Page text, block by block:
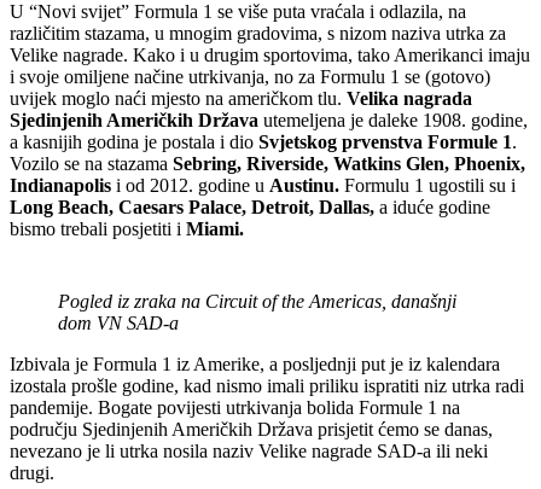
U “Novi svijet” Formula 1 se više puta vraćala i odlazila, na
različitim stazama, u mnogim gradovima, s nizom naziva utrka za
Velike nagrade. Kako i u drugim sportovima, tako Amerikanci imaju
i svoje omiljene načine utrkivanja, no za Formulu 1 se (gotovo)
uvijek moglo naći mjesto na američkom tlu. Velika nagrada
Sjedinjenih Američkih Država utemeljena je daleke 1908. godine,
a kasnijih godina je postala i dio Svjetskog prvenstva Formule 1.
Vozilo se na stazama Sebring, Riverside, Watkins Glen, Phoenix,
Indianapolis i od 2012. godine u Austinu. Formulu 1 ugostili su i
Long Beach, Caesars Palace, Detroit, Dallas, a iduće godine
bismo trebali posjetiti i Miami.
Pogled iz zraka na Circuit of the Americas, današnji
dom VN SAD-a
Izbivala je Formula 1 iz Amerike, a posljednji put je iz kalendara
izostala prošle godine, kad nismo imali priliku ispratiti niz utrka radi
pandemije. Bogate povijesti utrkivanja bolida Formule 1 na
području Sjedinjenih Američkih Država prisjetit ćemo se danas,
nevezano je li utrka nosila naziv Velike nagrade SAD-a ili neki
drugi.